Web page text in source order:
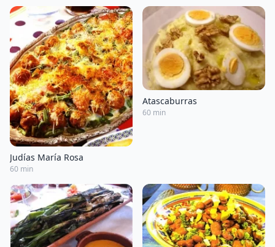
Judías María Rosa
60 min
Atascaburras
60 min